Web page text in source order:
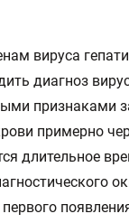
вируса
диагноз
признаками
примерно
длительное